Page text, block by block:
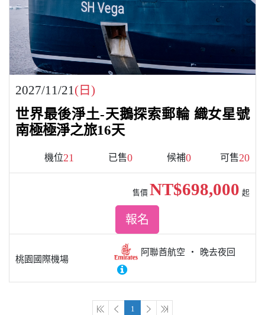
2027/11/21 (日)
世界最後淨土-天鵝探索郵輪 織女星號
南極極淨之旅16天
機位21 已售0 候補0 可售20
桃園國際機場
阿聯酋航空 晚去夜回
售價 NT$698,000 起
報名
1